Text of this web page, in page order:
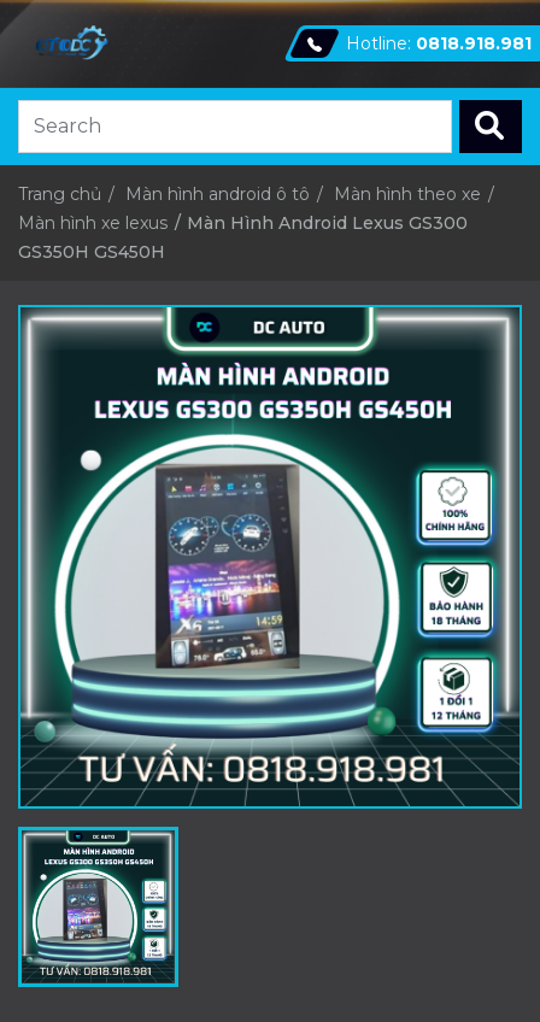
Hotline: 0818.918.981
Trang chủ Màn hình android ô tô
Màn hình theo xe
Màn hình xe lexus
Màn Hình Android Lexus GS300
GS350H GS450H